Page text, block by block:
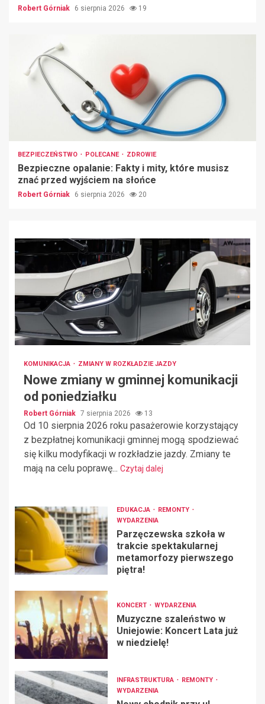
Robert Górniak 6 sierpnia 2026 19
BEZPIECZEŃSTWO POLECANE ZDROWIE
Bezpieczne opalanie: Fakty i mity, które musisz
znać przed wyjściem na słońce
Robert Górniak 6 sierpnia 2026 20
KOMUNIKACJA ZMIANY W ROZKŁADZIE JAZDY
Nowe zmiany w gminnej komunikacji
od poniedziałku
Robert Górniak 7 sierpnia 2026 13
Od 10 sierpnia 2026 roku pasażerowie korzystający
z bezpłatnej komunikacji gminnej mogą spodziewać
się kilku modyfikacji w rozkładzie jazdy. Zmiany te
mają na celu poprawę... Czytaj dalej
EDUKACJA
REMONTY
WYDARZENIA
Parzęczewska szkoła w
trakcie spektakularnej
metamorfozy pierwszego
piętra!
KONCERT WYDARZENIA
Muzyczne szaleństwo w
Uniejowie: Koncert Lata już
w niedzielę!
INFRASTRUKTURA
REMONTY
WYDARZENIA